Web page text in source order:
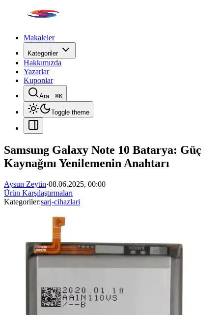
Makaleler
Kategoriler
Hakkımızda
Yazarlar
Kuponlar
Ara...⌘K
Toggle theme
Samsung Galaxy Note 10 Batarya: Güç
Kaynağını Yenilemenin Anahtarı
Aysun Zeytin·08.06.2025, 00:00
Ürün Karşılaştırmaları
Kategoriler:sarj-cihazlari